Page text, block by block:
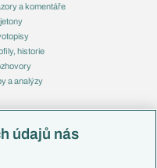
a komentáře
historie
a analýzy
údajů nás